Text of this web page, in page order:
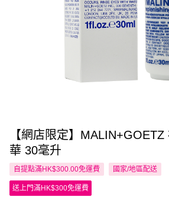
【網店限定】
華 30毫升
自提點滿HK$300.00免運費 國家/地區配送
送上門滿HK$300免運費